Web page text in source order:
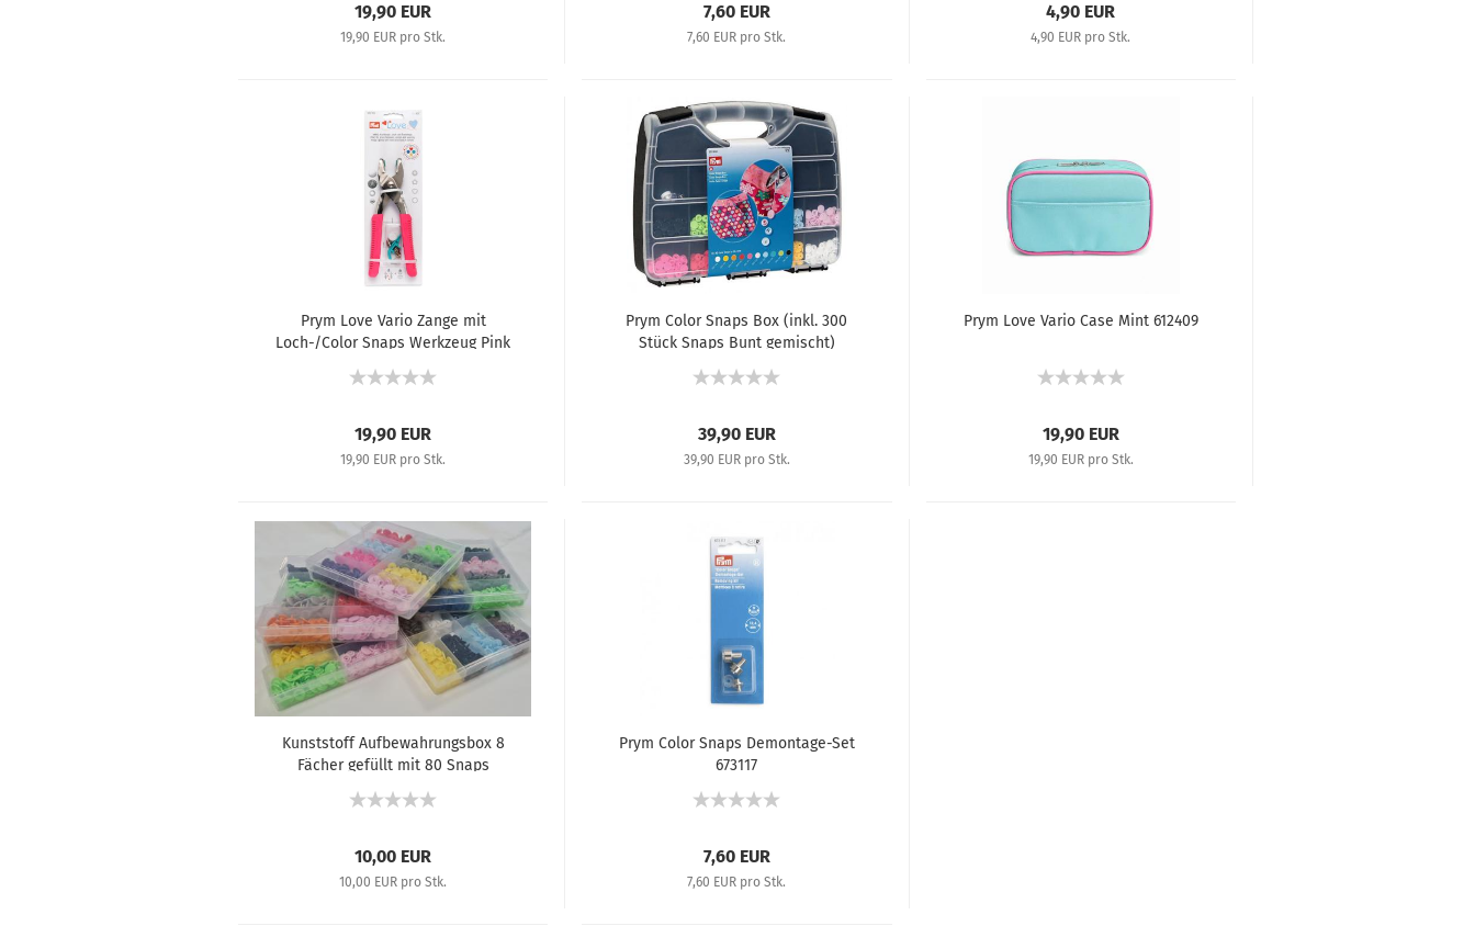
19,90 EUR
19,90 EUR pro Stk.
7,60 EUR
7,60 EUR pro Stk.
4,90 EUR
4,90 EUR pro Stk.
Prym Love Vario Zange mit
Loch-/Color Snaps Werkzeug Pink
19,90 EUR
19,90 EUR pro Stk.
Prym Color Snaps Box (inkl. 300
Stück Snaps Bunt gemischt)
39,90 EUR
39,90 EUR pro Stk.
Prym Love Vario Case Mint 612409
19,90 EUR
19,90 EUR pro Stk.
Kunststoff Aufbewahrungsbox 8
Fächer gefüllt mit 80 Snaps
10,00 EUR
10,00 EUR pro Stk.
Prym Color Snaps Demontage-Set
673117
7,60 EUR
7,60 EUR pro Stk.